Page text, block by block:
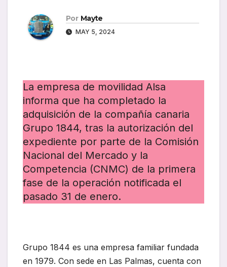
Por Mayte
MAY 5, 2024
La empresa de movilidad Alsa
informa que ha completado la
adquisición de la compañía canaria
Grupo 1844, tras la autorización del
expediente por parte de la Comisión
Nacional del Mercado y la
Competencia (CNMC) de la primera
fase de la operación notificada el
pasado 31 de enero.
Grupo 1844 es una empresa familiar fundada
en 1979. Con sede en Las Palmas, cuenta con